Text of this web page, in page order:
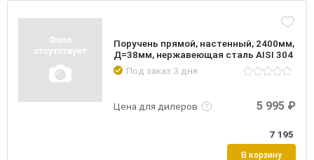
Поручень прямой, настенный, 2400мм,
Д=38мм, нержавеющая сталь AISI 304
Под заказ 3 дня
Цена для дилеров
Подробнее Войти
5 995 ₽
7 195
В корзину